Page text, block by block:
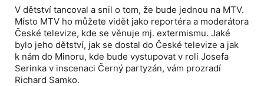
V dětství tancoval a snil o tom, že bude jednou na MTV.
Místo MTV ho můžete vidět jako reportéra a moderátora
České televize, kde se věnuje mj. extermismu. Jaké
bylo jeho dětství, jak se dostal do České televize a jak
k nám do Minoru, kde bude vystupovat v roli Josefa
Serinka v inscenaci Černý partyzán, vám prozradí
Richard Samko.